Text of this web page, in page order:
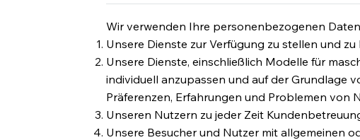
Wir verwenden Ihre personenbezogenen
Unsere Dienste zur Verfügung zu stellen und
Unsere Dienste, einschließlich Modelle für
individuell anzupassen und auf der Grundlage
Präferenzen, Erfahrungen und Problemen von
Unseren Nutzern zu jeder Zeit
Unsere Besucher und Nutzer mit allgemeinen